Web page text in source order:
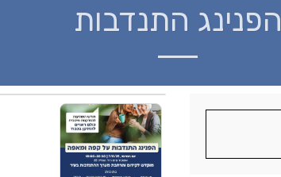
הפנינג התנדבות